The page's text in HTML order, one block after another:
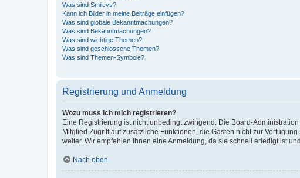
Was sind Smileys?
Kann ich Bilder in meine Beiträge einfügen?
Was sind globale Bekanntmachungen?
Was sind Bekanntmachungen?
Was sind wichtige Themen?
Was sind geschlossene Themen?
Was sind Themen-Symbole?
Registrierung und Anmeldung
Wozu muss ich mich registrieren?
Eine Registrierung ist nicht unbedingt zwingend. Die Board-
Mitglied Zugriff auf zusätzliche Funktionen, die Gästen nicht zur
weiter. Wir empfehlen Ihnen eine Anmeldung, da sie schnell erledigt ist
Nach oben